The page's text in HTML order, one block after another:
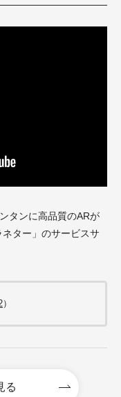
タンに高品質のARが
ター」のサービスサ
）
る